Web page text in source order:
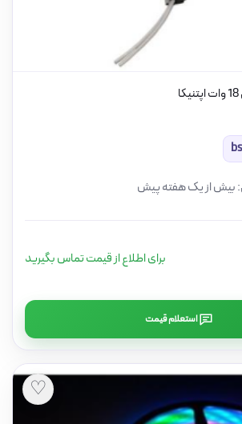
بیش از یک هفته پیش
برای اطلاع از قیمت تماس بگیرید
استعلام قیمت
♡